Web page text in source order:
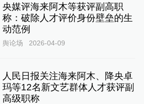
央媒评海来阿木等获评副高职
称：破除人才评价身份壁垒的生
动范例
舆论场 2026-04-09
人民日报关注海来阿木、降央卓
玛等12名新文艺群体人才获评副
高级职称